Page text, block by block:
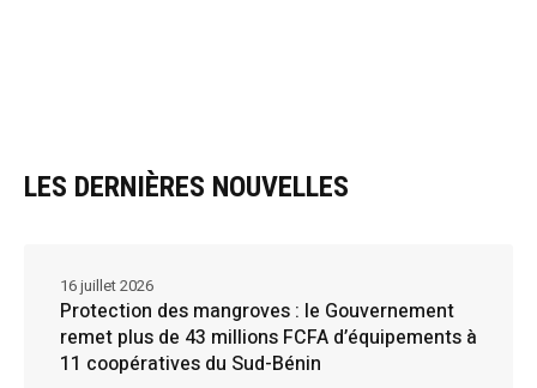
LES DERNIÈRES NOUVELLES
Protection des mangroves : le Gouvernement
remet plus de 43 millions FCFA d’équipements à
11 coopératives du Sud-Bénin
16 juillet 2026